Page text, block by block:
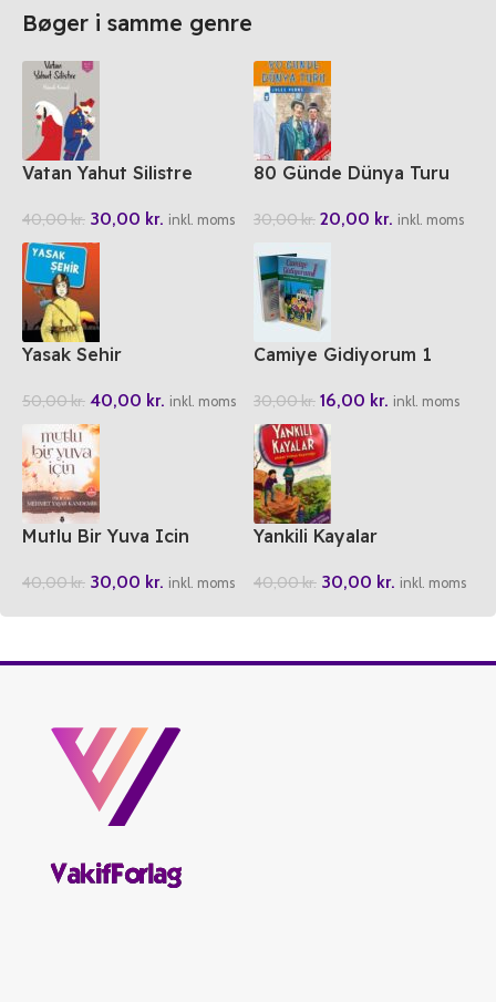
Bøger i samme genre
Vatan Yahut Silistre
40,00kr. 30,00 kr. inkl. moms
80 Günde Dünya Turu
30,00kr. 20,00 kr. inkl. moms
Yasak Sehir
50,00kr. 40,00 kr. inkl. moms
Camiye Gidiyorum 1
30,00kr. 16,00 kr. inkl. moms
Mutlu Bir Yuva Icin
40,00kr. 30,00 kr. inkl. moms
Yankili Kayalar
40,00kr. 30,00 kr. inkl. moms